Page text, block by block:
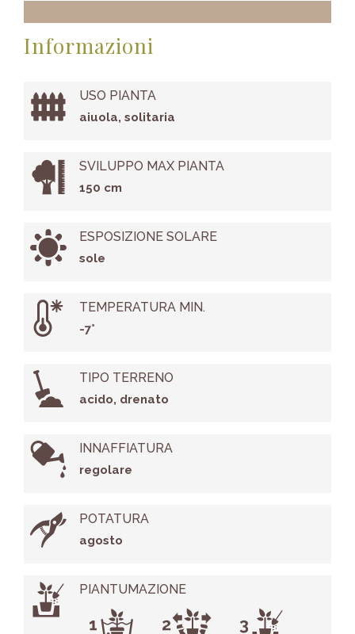
Informazioni
USO PIANTA
aiuola, solitaria
SVILUPPO MAX PIANTA
150 cm
ESPOSIZIONE SOLARE
sole
TEMPERATURA MIN.
-7°
TIPO TERRENO
acido, drenato
INNAFFIATURA
regolare
POTATURA
agosto
PIANTUMAZIONE